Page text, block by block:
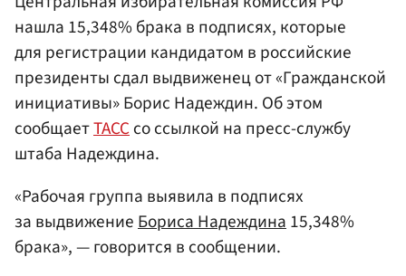
нашла 15,348% брака в подписях, которые
для регистрации кандидатом в российские
президенты сдал выдвиженец от «Гражданской
инициативы» Борис Надеждин. Об этом
сообщаетТАССсо ссылкой на пресс-службу
штаба Надеждина.
«Рабочая группа выявила в подписях
за выдвижениеБориса Надеждина15,348%
брака», — говорится в сообщении.